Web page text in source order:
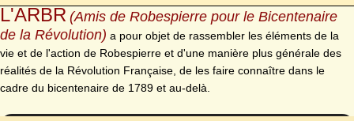
L'ARBR (Amis de Robespierre pour le Bicentenaire
de la Révolution) a pour objet de rassembler les éléments de la
vie et de l'action de Robespierre et d'une manière plus générale des
réalités de la Révolution Française, de les faire connaître dans le
cadre du bicentenaire de 1789 et au-delà.